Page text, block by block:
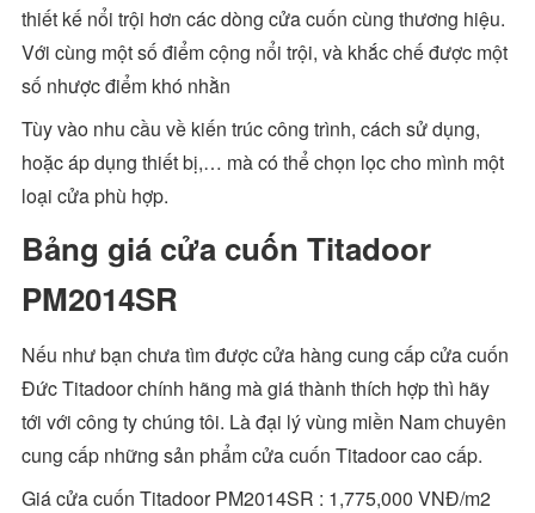
thiết kế nổi trội hơn các dòng cửa cuốn cùng thương hiệu.
Với cùng một số điểm cộng nổi trội, và khắc chế được một
số nhược điểm khó nhằn
Tùy vào nhu cầu về kiến trúc công trình, cách sử dụng,
hoặc áp dụng thiết bị,… mà có thể chọn lọc cho mình một
loại cửa phù hợp.
Bảng giá cửa cuốn Titadoor
PM2014SR
Nếu như bạn chưa tìm được cửa hàng cung cấp cửa cuốn
Đức Titadoor chính hãng mà giá thành thích hợp thì hãy
tới với công ty chúng tôi. Là đại lý vùng miền Nam chuyên
cung cấp những sản phẩm cửa cuốn Titadoor cao cấp.
Giá cửa cuốn Titadoor PM2014SR : 1,775,000 VNĐ/m2